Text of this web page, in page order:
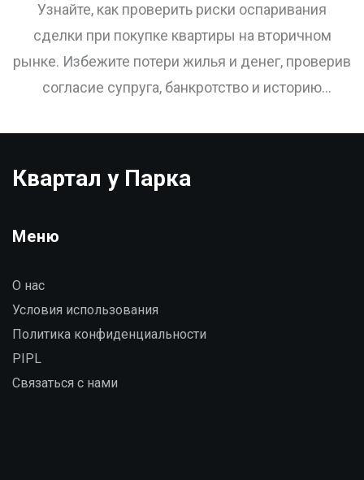
вторичном рынке
Узнайте, как проверить риски оспаривания
сделки при покупке квартиры на вторичном
рынке. Избежите потери жилья и денег, проверив
согласие супруга, банкротство и историю
Квартал у Парка
Меню
О нас
Условия использования
Политика конфиденциальности
PIPL
Связаться с нами